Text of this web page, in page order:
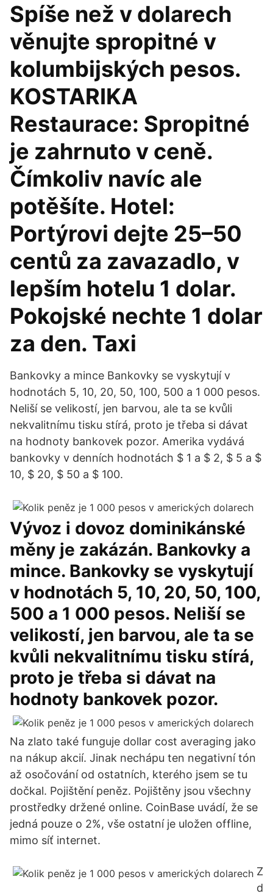
Spíše než v dolarech
věnujte spropitné v
kolumbijských pesos.
KOSTARIKA
Restaurace: Spropitné
je zahrnuto v ceně.
Čímkoliv navíc ale
potěšíte. Hotel:
Portýrovi dejte 25–50
centů za zavazadlo, v
lepším hotelu 1 dolar.
Pokojské nechte 1 dolar
za den. Taxi
Bankovky a mince Bankovky se vyskytují v
hodnotách 5, 10, 20, 50, 100, 500 a 1 000 pesos.
Neliší se velikostí, jen barvou, ale ta se kvůli
nekvalitnímu tisku stírá, proto je třeba si dávat
na hodnoty bankovek pozor. Amerika vydává
bankovky v denních hodnotách $ 1 a $ 2, $ 5 a $
10, $ 20, $ 50 a $ 100.
Vývoz i dovoz dominikánské
měny je zakázán. Bankovky a
mince. Bankovky se vyskytují
v hodnotách 5, 10, 20, 50, 100,
500 a 1 000 pesos. Neliší se
velikostí, jen barvou, ale ta se
kvůli nekvalitnímu tisku stírá,
proto je třeba si dávat na
hodnoty bankovek pozor.
Na zlato také funguje dollar cost averaging jako
na nákup akcií. Jinak nechápu ten negativní tón
až osočování od ostatních, kterého jsem se tu
dočkal. Pojištění peněz. Pojištěny jsou všechny
prostředky držené online. CoinBase uvádí, že se
jedná pouze o 2%, vše ostatní je uložen offline,
mimo síť internet.
Z
d